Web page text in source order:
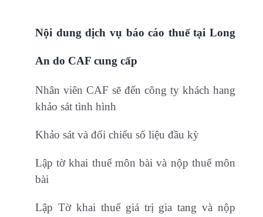
Nội dung dịch vụ báo cáo thuế tại Long
An do CAF cung cấp
Nhân viên CAF sẽ đến công ty khách hang
khảo sát tình hình
Khảo sát và đối chiếu số liệu đầu kỳ
Lập tờ khai thuế môn bài và nộp thuế môn
bài
Lập Tờ khai thuế giá trị gia tang và nộp